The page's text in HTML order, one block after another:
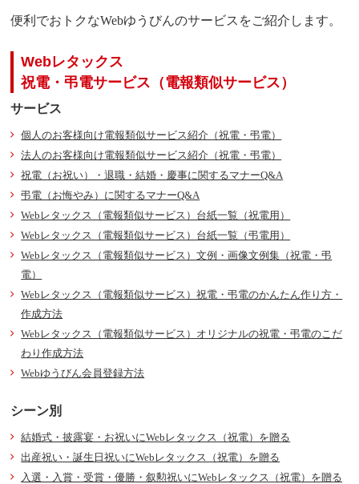
便利でおトクなWebゆうびんのサービスをご紹介します。
Webレタックス
祝電・弔電サービス（電報類似サービス）
サービス
個人のお客様向け電報類似サービス紹介（祝電・弔電）
法人のお客様向け電報類似サービス紹介（祝電・弔電）
祝電（お祝い）・退職・結婚・慶事に関するマナーQ&A
弔電（お悔やみ）に関するマナーQ&A
Webレタックス（電報類似サービス）台紙一覧（祝電用）
Webレタックス（電報類似サービス）台紙一覧（弔電用）
Webレタックス（電報類似サービス）文例・画像文例集（祝電・弔
電）
Webレタックス（電報類似サービス）祝電・弔電のかんたん作り方・
作成方法
Webレタックス（電報類似サービス）オリジナルの祝電・弔電のこだ
わり作成方法
Webゆうびん会員登録方法
シーン別
結婚式・披露宴・お祝いにWebレタックス（祝電）を贈る
出産祝い・誕生日祝いにWebレタックス（祝電）を贈る
入選・入賞・受賞・優勝・叙勲祝いにWebレタックス（祝電）を贈る